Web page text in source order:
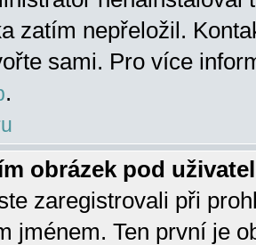
zatím nepřeložil.
sami. Pro více
.
obrázek pod
zaregistrovali při
jménem. Ten první je